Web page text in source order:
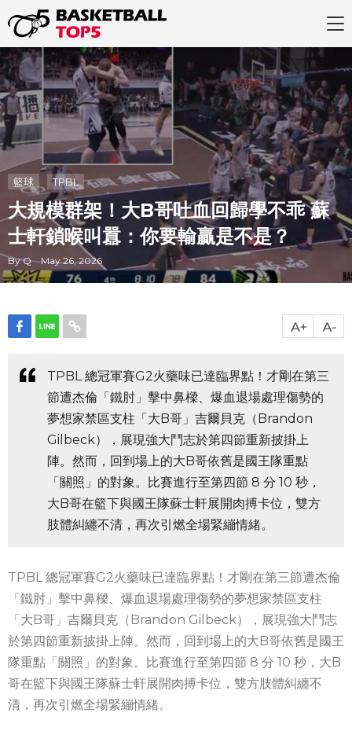
籃球 TPBL
大規模群架！大B哥吐血回歸學不乖 蘇
士軒鎖喉叫囂：你要輸贏是不是？
By Q May 26, 2026
TPBL 總冠軍賽G2火藥味已達臨界點！才剛在第三
節遭杰倫「鐵肘」擊中鼻樑、爆血退場處理傷勢的
夢想家禁區支柱「大B哥」吉爾貝克（Brandon
Gilbeck），展現強大鬥志於第四節重新披掛上
陣。然而，回到場上的大B哥依舊是國王隊重點
「關照」的對象。比賽進行至第四節 8 分 10 秒，
大B哥在籃下與國王隊蘇士軒展開肉搏卡位，雙方
肢體糾纏不清，再次引燃全場緊繃情緒。
TPBL 總冠軍賽G2火藥味已達臨界點！才剛在第三節遭杰倫
「鐵肘」擊中鼻樑、爆血退場處理傷勢的夢想家禁區支柱
「大B哥」吉爾貝克（Brandon Gilbeck），展現強大鬥志
於第四節重新披掛上陣。然而，回到場上的大B哥依舊是國王
隊重點「關照」的對象。比賽進行至第四節 8 分 10 秒，大B
哥在籃下與國王隊蘇士軒展開肉搏卡位，雙方肢體糾纏不
清，再次引燃全場緊繃情緒。